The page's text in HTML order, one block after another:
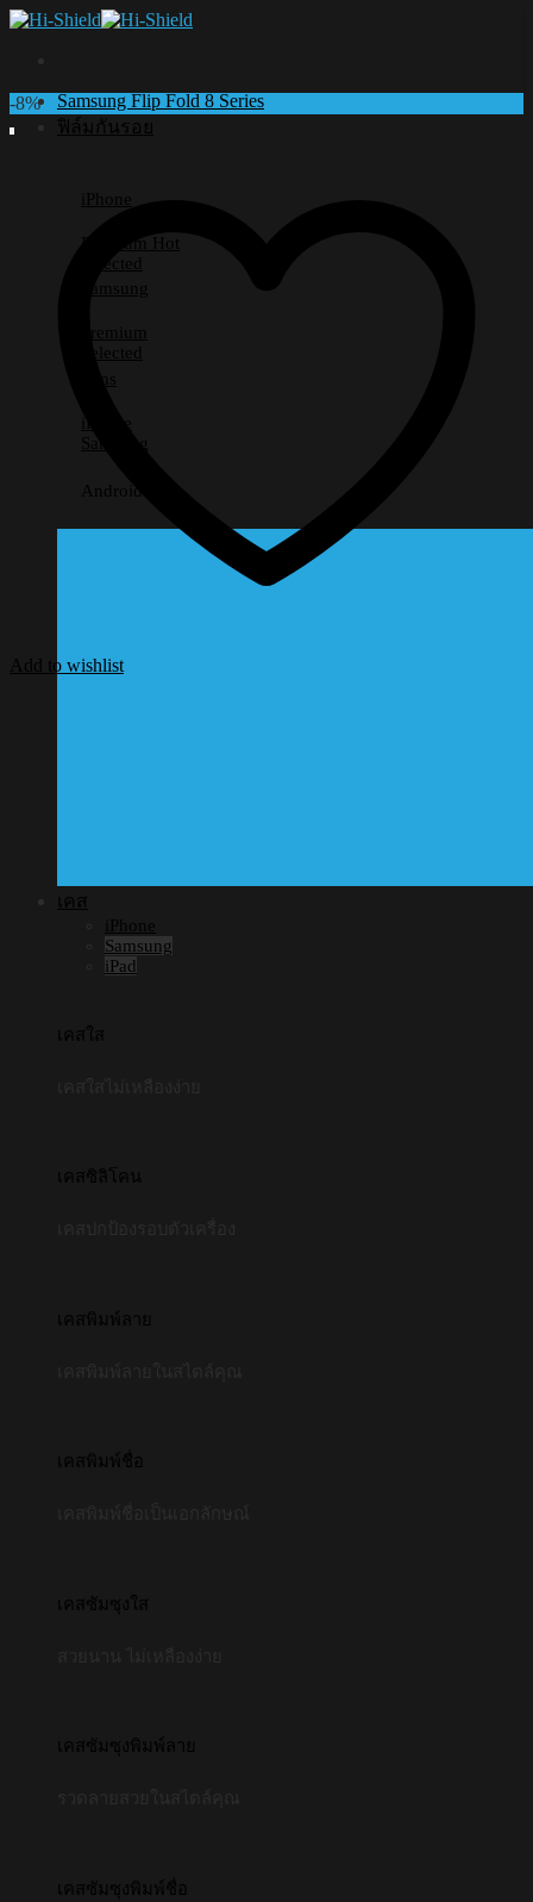
Skip
Samsung Flip Fold 8 Series
ฟิล์มกันรอย
iPhone
Premium
Selected
Samsung
Premium
Selected
Lens
iPhone
Samsung
Android อื่นๆ
เคส
iPhone
Samsung
iPad
เคสใส
เคสซิลิโคน
เคสพิมพ์ลาย
เคสพิมพ์ชื่อ
เคสซัมซุงใส
เคสซัมซุงพิมพ์ลาย
เคสซัมซุงพิมพ์ชื่อ
-8%
Add to wishlist